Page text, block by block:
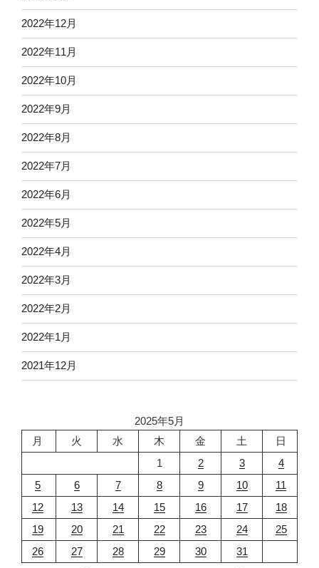
2022年12月
2022年11月
2022年10月
2022年9月
2022年8月
2022年7月
2022年6月
2022年5月
2022年4月
2022年3月
2022年2月
2022年1月
2021年12月
2025年5月
月
火 水 木 金 土
日
1
2 3
4
5
6 7 8 9 10
11
12
13 14 15 16 17
18
19
20 21 22 23 24
25
26
27 28 29 30
31